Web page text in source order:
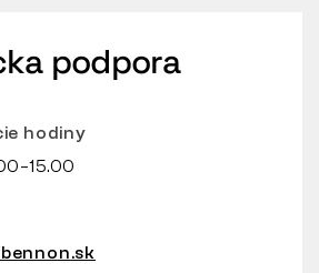
podpora
hodiny